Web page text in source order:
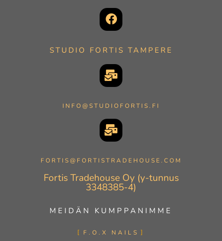
STUDIO FORTIS TAMPERE
INFO@STUDIOFORTIS.FI
FORTIS@FORTISTRADEHOUSE.COM
Fortis Tradehouse Oy (y-tunnus
3348385-4)
MEIDÄN KUMPPANIMME
F.O.X NAILS